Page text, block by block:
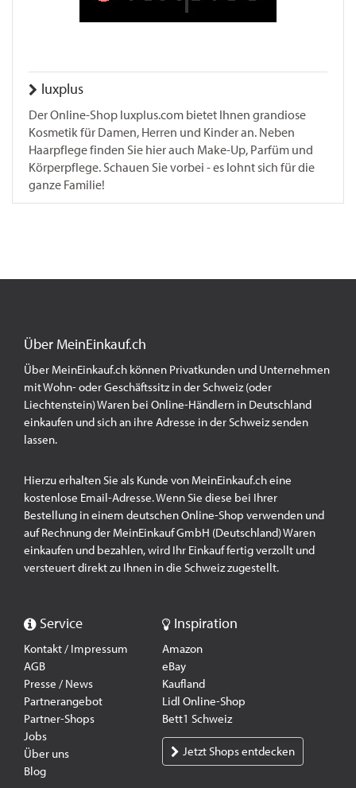
luxplus
Der Online-Shop luxplus.com bietet Ihnen grandiose
Kosmetik für Damen, Herren und Kinder an. Neben
Haarpflege finden Sie hier auch Make-Up, Parfüm und
Körperpflege. Schauen Sie vorbei - es lohnt sich für die
ganze Familie!
Über MeinEinkauf.ch
Über MeinEinkauf.ch können Privatkunden und Unternehmen
mit Wohn- oder Geschäftssitz in der Schweiz (oder
Liechtenstein) Waren bei Online-Händlern in Deutschland
einkaufen und sich an ihre Adresse in der Schweiz senden
lassen.
Hierzu erhalten Sie als Kunde von MeinEinkauf.ch eine
kostenlose Email-Adresse. Wenn Sie diese bei Ihrer
Bestellung in einem deutschen Online-Shop verwenden und
auf Rechnung der MeinEinkauf GmbH (Deutschland) Waren
einkaufen und bezahlen, wird Ihr Einkauf fertig verzollt und
versteuert direkt zu Ihnen in die Schweiz zugestellt.
Service
Kontakt / Impressum
AGB
Presse / News
Partnerangebot
Partner-Shops
Jobs
Über uns
Blog
Inspiration
Amazon
eBay
Kaufland
Lidl Online-Shop
Bett1 Schweiz
Jetzt Shops entdecken